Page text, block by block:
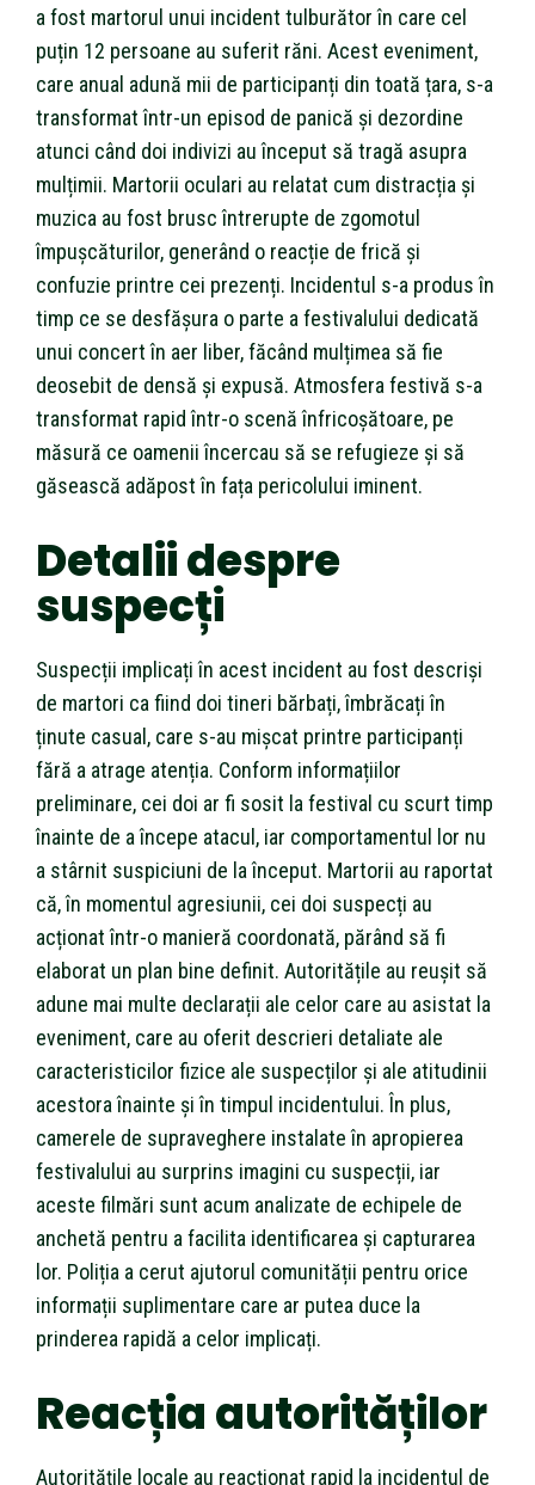
a fost martorul unui incident tulburător în care cel
puțin 12 persoane au suferit răni. Acest eveniment,
care anual adună mii de participanți din toată țara, s-a
transformat într-un episod de panică și dezordine
atunci când doi indivizi au început să tragă asupra
mulțimii. Martorii oculari au relatat cum distracția și
muzica au fost brusc întrerupte de zgomotul
împușcăturilor, generând o reacție de frică și
confuzie printre cei prezenți. Incidentul s-a produs în
timp ce se desfășura o parte a festivalului dedicată
unui concert în aer liber, făcând mulțimea să fie
deosebit de densă și expusă. Atmosfera festivă s-a
transformat rapid într-o scenă înfricoșătoare, pe
măsură ce oamenii încercau să se refugieze și să
găsească adăpost în fața pericolului iminent.
Detalii despre
suspecți
Suspecții implicați în acest incident au fost descriși
de martori ca fiind doi tineri bărbați, îmbrăcați în
ținute casual, care s-au mișcat printre participanți
fără a atrage atenția. Conform informațiilor
preliminare, cei doi ar fi sosit la festival cu scurt timp
înainte de a începe atacul, iar comportamentul lor nu
a stârnit suspiciuni de la început. Martorii au raportat
că, în momentul agresiunii, cei doi suspecți au
acționat într-o manieră coordonată, părând să fi
elaborat un plan bine definit. Autoritățile au reușit să
adune mai multe declarații ale celor care au asistat la
eveniment, care au oferit descrieri detaliate ale
caracteristicilor fizice ale suspecților și ale atitudinii
acestora înainte și în timpul incidentului. În plus,
camerele de supraveghere instalate în apropierea
festivalului au surprins imagini cu suspecții, iar
aceste filmări sunt acum analizate de echipele de
anchetă pentru a facilita identificarea și capturarea
lor. Poliția a cerut ajutorul comunității pentru orice
informații suplimentare care ar putea duce la
prinderea rapidă a celor implicați.
Reacția autorităților
Autoritățile locale au reacționat rapid la incidentul de